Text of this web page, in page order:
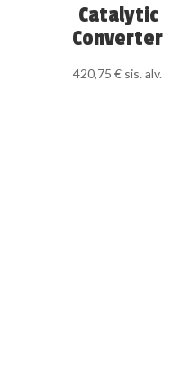
Catalytic
Converter
420,75€ sis. alv.